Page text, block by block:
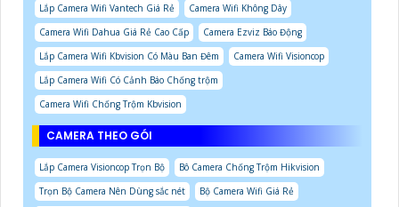
Lắp Camera Wifi Vantech Giá Rẻ
Camera Wifi Không Dây
Camera Wifi Dahua Giá Rẻ Cao Cấp
Camera Ezviz Báo Động
Lắp Camera Wifi Kbvision Có Màu Ban Đêm
Camera Wifi Visioncop
Lắp Camera Wifi Có Cảnh Báo Chống trộm
Camera Wifi Chống Trộm Kbvision
CAMERA THEO GÓI
Lắp Camera Visioncop Trọn Bộ
Bô Camera Chống Trộm Hikvision
Trọn Bộ Camera Nên Dùng sắc nét
Bộ Camera Wifi Giá Rẻ